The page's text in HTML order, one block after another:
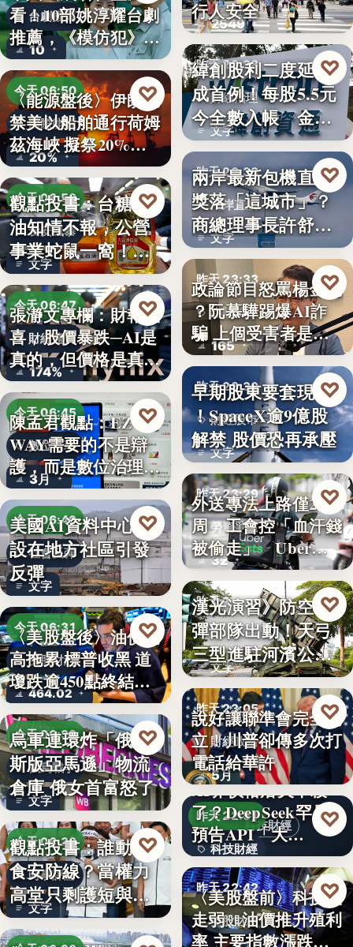
台劇推薦
10
看！10部姚淳耀台劇
推薦，《模仿犯》
變…
今天 06:50
國際能源
20%
〈能源盤後〉伊朗擬
禁美以船舶通行荷姆
茲海峽 擬祭20%
貨…
♡
今天 06:50
食安風暴
文字
觀點投書：台糖毒
油知情不報，公營
事業蛇鼠一窩！人
民何堪？
♡
今天 06:47
財經趨勢
174%
張瀞文專欄：財報報
喜，股價暴跌─AI是
真的，但價格是真
的…
♡
今天 06:45
數位治理
3月
陳孟君觀點：EZ
WAY需要的不是辯
護，而是數位治理的
升…
♡
今天 06:40
社會反彈
文字
美國AI資料中心建
設在地方社區引發
反彈
♡
今天 06:31
美股財經
464.02
〈美股盤後〉油價走
高拖累 標普收黑 道
瓊跌逾450點終結…
♡
今天 06:30
俄烏戰爭
文字
烏軍連環炸「俄羅
斯版亞馬遜」物流
倉庫 俄女首富怒了
♡
今天 06:30
時事評論
文字
觀點投書：誰動了
食安防線？當權力
高堂只剩護短與卸
責
♡
2549
行人安全
昨天 23:38
財經治理
文字
緯創股利二度延發
成首例！每股5.5元
今全數入帳 金管
會曝…
♡
昨天 23:38
兩岸直航
文字
兩岸最新包機直航
獎落「這城市」？
商總理事長許舒博
透露8月…
♡
昨天 23:33
詐騙警示
165
政論節目怒罵楊金龍
？阮慕驊踢爆AI詐
騙 上個受害者是
「這…
♡
昨天 23:30
財經股市
文字
早期股東要套現了
！SpaceX逾9億股
解禁 股價恐再承壓
♡
昨天 23:29
勞資爭議
32
外送專法上路僅2
周 工會控「血汗錢
被偷走」 Uber…
♡
昨天 23:13
軍事演習
文字
漢光演習》防空飛
彈部隊出動！天弓
三型進駐河濱公
園 實地探…
♡
昨天 23:05
財經政治
5月
說好讓聯準會完全獨
立！川普卻傳多次打
電話給華許
♡
科技財經
昨天 22:51
科技財經
0.02
AI界價格屠夫不殺
了？DeepSeek罕見
預告API「大…
♡
昨天 22:42
美股財經
〈美股盤前〉科技股
走弱、油價推升殖利
率 主要指數漲跌互
♡